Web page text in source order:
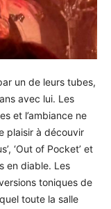
un de leurs tubes,
avec lui. Les
et l’ambiance ne
plaisir à découvir
‘Out of Pocket’ et
en diable. Les
toniques de
toute la salle